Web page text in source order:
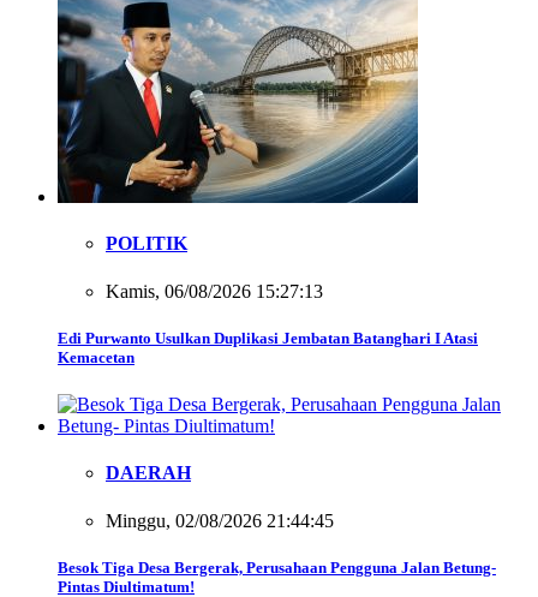
POLITIK
Kamis, 06/08/2026 15:27:13
Edi Purwanto Usulkan Duplikasi Jembatan Batanghari I Atasi
Kemacetan
DAERAH
Minggu, 02/08/2026 21:44:45
Besok Tiga Desa Bergerak, Perusahaan Pengguna Jalan Betung-
Pintas Diultimatum!